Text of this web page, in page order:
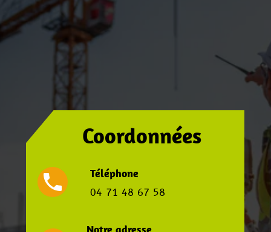
Téléphone
04 71 48 67 58
local_phone
Coordonnées